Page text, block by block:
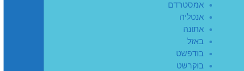
אמסטרדם
אנטליה
אתונה
באזל
בודפשט
בוקרשט